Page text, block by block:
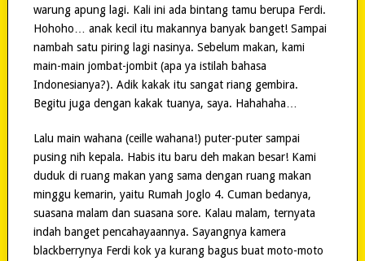
warung apung lagi. Kali ini ada bintang tamu berupa Ferdi.
Hohoho… anak kecil itu makannya banyak banget! Sampai
nambah satu piring lagi nasinya. Sebelum makan, kami
main-main jombat-jombit (apa ya istilah bahasa
Indonesianya?). Adik kakak itu sangat riang gembira.
Begitu juga dengan kakak tuanya, saya. Hahahaha…
Lalu main wahana (ceille wahana!) puter-puter sampai
pusing nih kepala. Habis itu baru deh makan besar! Kami
duduk di ruang makan yang sama dengan ruang makan
minggu kemarin, yaitu Rumah Joglo 4. Cuman bedanya,
suasana malam dan suasana sore. Kalau malam, ternyata
indah banget pencahayaannya. Sayangnya kamera
blackberrynya Ferdi kok ya kurang bagus buat moto-moto